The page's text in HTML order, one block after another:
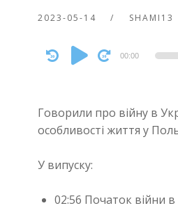
2023-05-14 SHAMI13
Audio
Player
00:00
Говорили про війну в
особливості життя у
У випуску:
02:56 Початок війни в